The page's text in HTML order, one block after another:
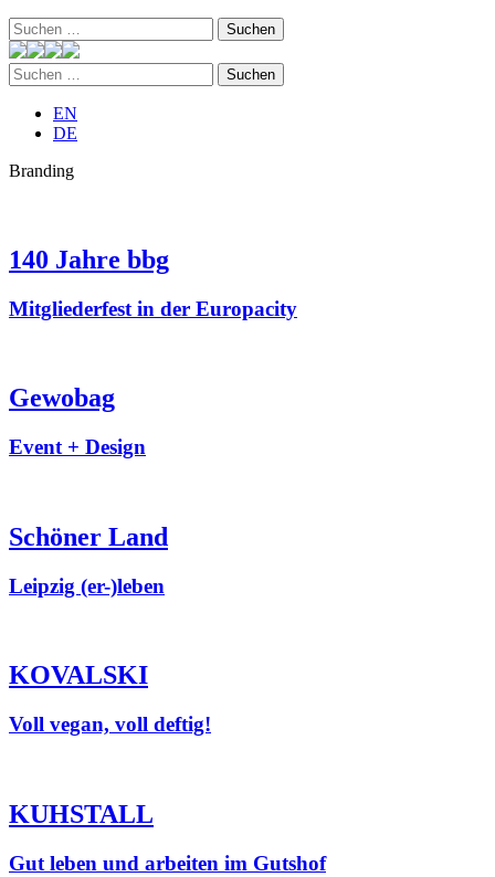
Suchen
nach:
Suchen
nach:
EN
DE
Branding
140 Jahre bbg
Mitgliederfest in der Europacity
Gewobag
Event + Design
Schöner Land
Leipzig (er-)leben
KOVALSKI
Voll vegan, voll deftig!
KUHSTALL
Gut leben und arbeiten im Gutshof